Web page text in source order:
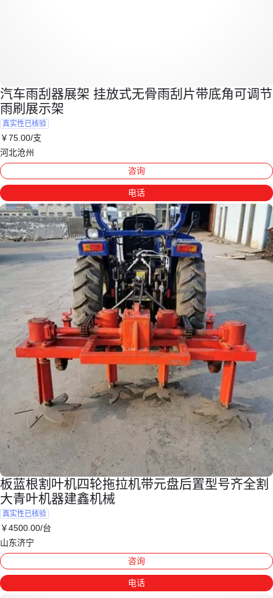
汽车雨刮器展架 挂放式无骨雨刮片带底角可调节
雨刷展示架
真实性已核验
￥75 .00/支
河北沧州
咨询
电话
板蓝根割叶机四轮拖拉机带元盘后置型号齐全割
大青叶机器建鑫机械
真实性已核验
￥4500 .00/台
山东济宁
咨询
电话